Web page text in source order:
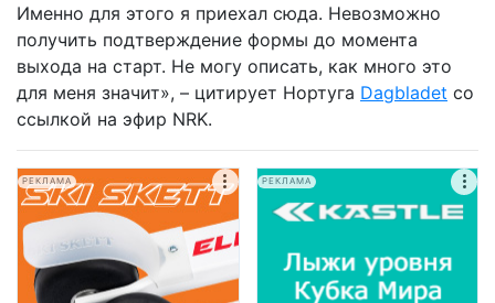
Именно для этого я приехал сюда. Невозможно
получить подтверждение формы до момента
выхода на старт. Не могу описать, как много это
для меня значит», – цитирует Нортуга Dagbladet со
ссылкой на эфир NRK.
РЕКЛАМА РЕКЛАМА